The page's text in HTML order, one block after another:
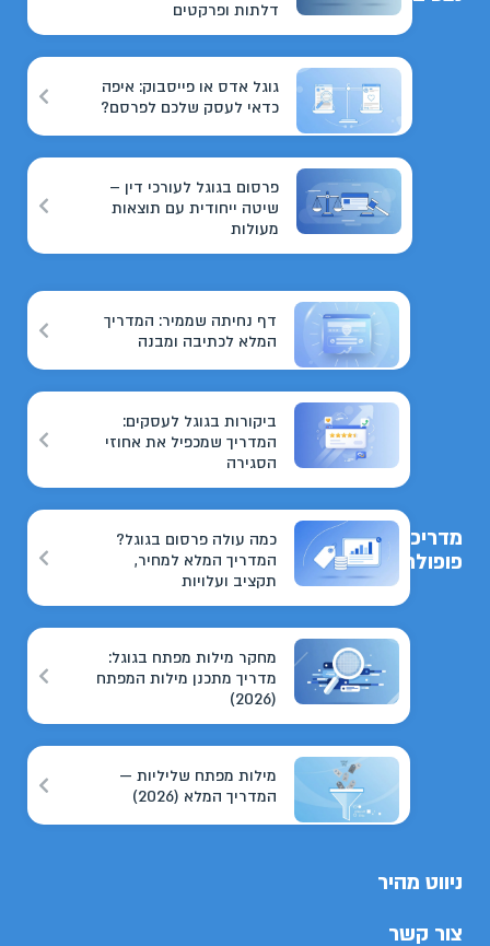
דלתות ופרקטים
גוגל אדס או פייסבוק: איפה
כדאי לעסק שלכם לפרסם?
פרסום בגוגל לעורכי דין –
שיטה ייחודית עם תוצאות
מעולות
מדריכים
פופולריים
דף נחיתה שממיר: המדריך
המלא לכתיבה ומבנה
ביקורות בגוגל לעסקים:
המדריך שמכפיל את אחוזי
הסגירה
כמה עולה פרסום בגוגל?
המדריך המלא למחיר,
תקציב ועלויות
מחקר מילות מפתח בגוגל:
מדריך מתכנן מילות המפתח
(2026)
מילות מפתח שליליות —
המדריך המלא (2026)
ניווט מהיר
צור קשר